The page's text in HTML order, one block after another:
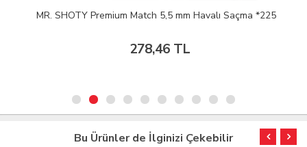
MR. SHOTY Premium Match 5,5 mm Havalı Saçma *225
278,46 TL
Bu Ürünler de İlginizi Çekebilir